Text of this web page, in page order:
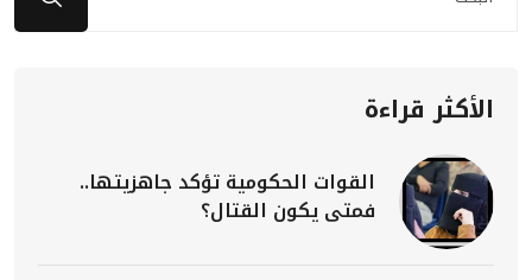
الأكثر قراءة
القوات الحكومية تؤكد جاهزيتها..
فمتى يكون القتال؟